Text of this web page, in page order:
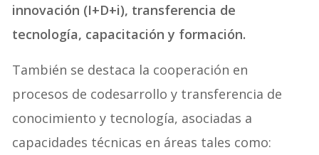
innovación (I+D+i), transferencia de
tecnología, capacitación y formación.
También se destaca la cooperación en
procesos de codesarrollo y transferencia de
conocimiento y tecnología, asociadas a
capacidades técnicas en áreas tales como: